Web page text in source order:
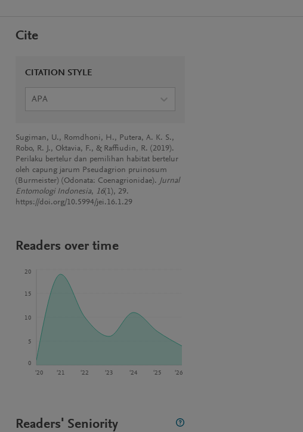
Cite
CITATION STYLE
APA
Sugiman, U., Romdhoni, H., Putera, A. K. S.,
Robo, R. J., Oktavia, F., & Raffiudin, R. (2019).
Perilaku bertelur dan pemilihan habitat bertelur
oleh capung jarum Pseudagrion pruinosum
(Burmeister) (Odonata: Coenagrionidae). Jurnal
Entomologi Indonesia, 16(1), 29.
https://doi.org/10.5994/jei.16.1.29
Readers over time
‘20 ‘21 ‘22 ‘23 ‘24 ‘25 ‘26
0
5
10
15
20
Readers' Seniority